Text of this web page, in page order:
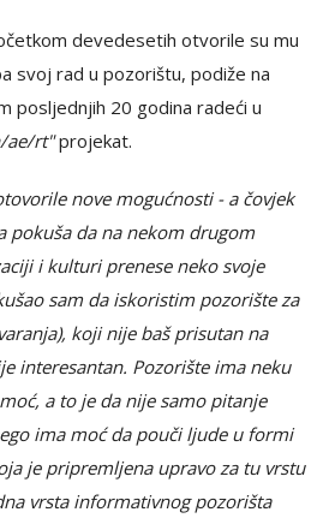
devedesetih otvorile su mu
svoj rad u pozorištu, podiže na
posljednjih 20 godina radeći u
ae/rt"projekat.
nove mogućnosti - a čovjek
pokuša da na nekom drugom
i kulturi prenese neko svoje
sam da iskoristim pozorište za
koji nije baš prisutan na
interesantan. Pozorište ima neku
a to je da nije samo pitanje
ima moć da pouči ljude u formi
je pripremljena upravo za tu vrstu
vrsta informativnog pozorišta